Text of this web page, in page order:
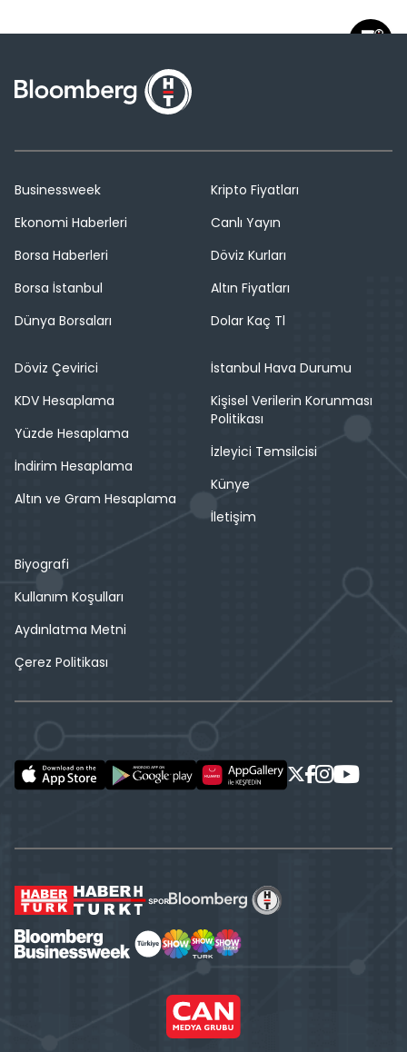
Businessweek
Ekonomi Haberleri
Borsa Haberleri
Borsa İstanbul
Dünya Borsaları
Kripto Fiyatları
Canlı Yayın
Döviz Kurları
Altın Fiyatları
Dolar Kaç Tl
Döviz Çevirici
KDV Hesaplama
Yüzde Hesaplama
İndirim Hesaplama
Altın ve Gram Hesaplama
İstanbul Hava Durumu
Kişisel Verilerin Korunması
Politikası
İzleyici Temsilcisi
Künye
İletişim
Biyografi
Kullanım Koşulları
Aydınlatma Metni
Çerez Politikası